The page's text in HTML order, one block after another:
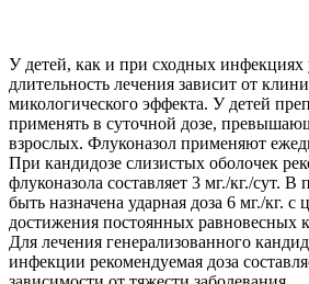
У детей, как и при сходных инфекциях
длительность лечения зависит от
микологического эффекта. У детей
применять в суточной дозе,
взрослых. Флуконазол применяют
При кандидозе слизистых оболочек
флуконазола составляет 3 мг./кг./сут.
быть назначена ударная доза 6 мг./кг. с
достижения постоянных равновесных
Для лечения генерализованного
инфекции рекомендуемая доза